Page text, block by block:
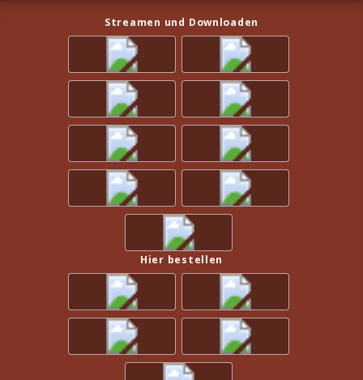
Streamen und Downloaden
Hier bestellen